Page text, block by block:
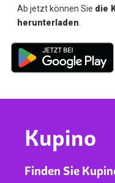
Ab jetzt können Sie die
herunterladen.
Kupino
Finden Sie